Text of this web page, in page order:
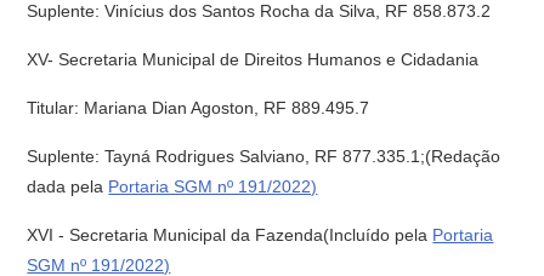
Suplente: Vinícius dos Santos Rocha da Silva, RF 858.873.2
XV- Secretaria Municipal de Direitos Humanos e Cidadania
Titular: Mariana Dian Agoston, RF 889.495.7
Suplente: Tayná Rodrigues Salviano, RF 877.335.1;(Redação
dada pela Portaria SGM nº 191/2022)
XVI - Secretaria Municipal da Fazenda(Incluído pela Portaria
SGM nº 191/2022)